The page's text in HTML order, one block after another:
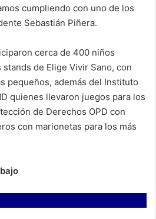
cumpliendo con uno de los
Sebastián Piñera.
cerca de 400 niños
de Elige Vivir Sano, con
pequeños, además del Instituto
quienes llevaron juegos para los
de Derechos OPD con
con marionetas para los más